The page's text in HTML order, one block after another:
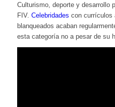
Culturismo, deporte y desarrollo
FIV. Celebridades con currículos
blanqueados acaban
esta categoría no a pesar de su